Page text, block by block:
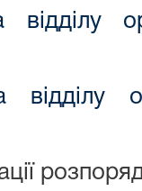
відділу
відділу